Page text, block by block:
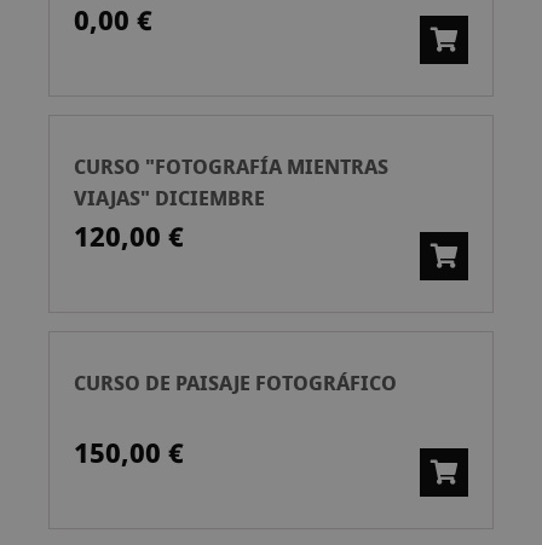
0,00 €
CURSO "FOTOGRAFÍA MIENTRAS
VIAJAS" DICIEMBRE
120,00 €
CURSO DE PAISAJE FOTOGRÁFICO
150,00 €